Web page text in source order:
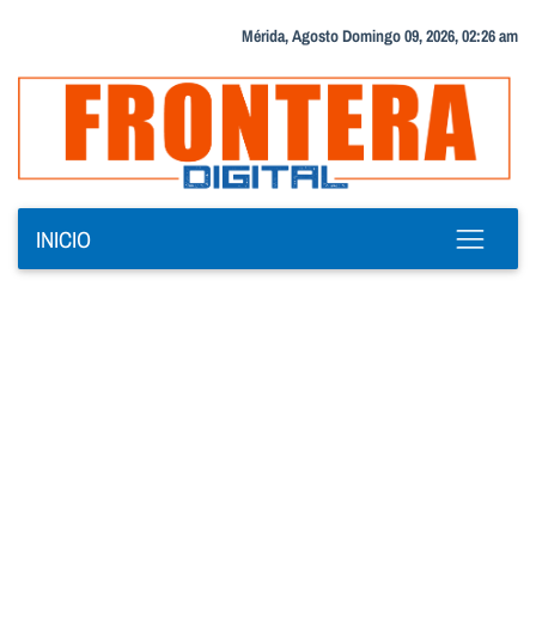
Mérida, Agosto Domingo 09, 2026, 02:26 am
INICIO